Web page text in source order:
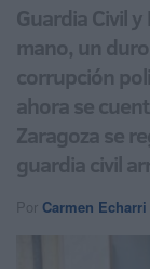
Guardia Civil
mano, un
corrupción
ahora se
Zaragoza se
guardia civil
Por Carmen Echarri